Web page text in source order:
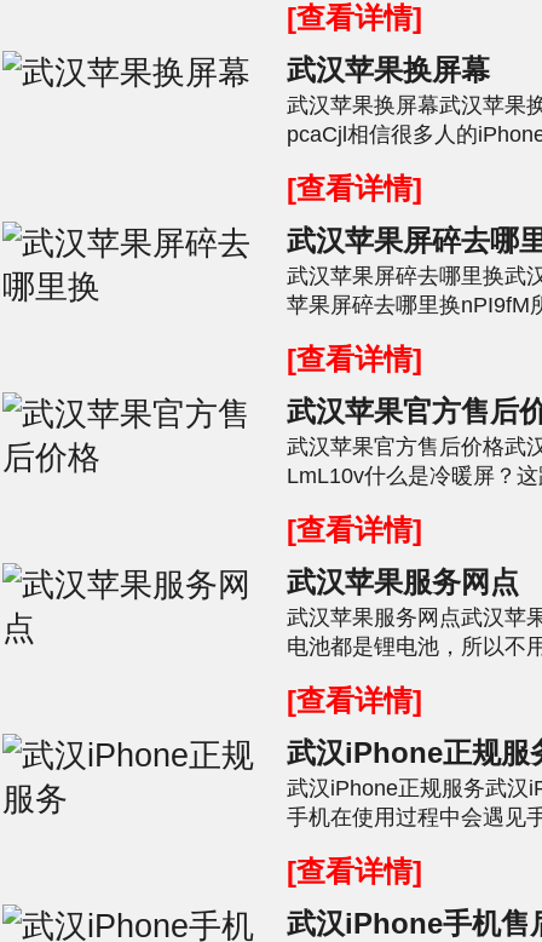
[查看详情]
武汉苹果换屏幕
武汉苹果换屏幕武汉苹果
pcaCjl相信很多人的
[查看详情]
武汉苹果屏碎去哪
武汉苹果屏碎去哪里换武
苹果屏碎去哪里换nPI9fM
[查看详情]
武汉苹果官方售后
武汉苹果官方售后价格武
LmL10v什么是冷暖屏？
[查看详情]
武汉苹果服务网点
武汉苹果服务网点武汉苹
电池都是锂电池，所以不
[查看详情]
武汉iPhone正规服
武汉iPhone正规服务武汉
手机在使用过程中会遇见
[查看详情]
武汉iPhone手机售